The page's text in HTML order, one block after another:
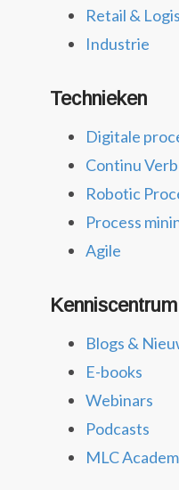
Retail &
Industrie
Technieken
Digitale
Continu
Robotic
Process
Agile
Kenniscentrum
Blogs &
E-books
Webinars
Podcasts
MLC